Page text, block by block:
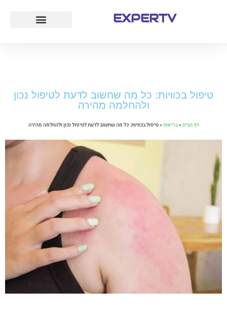
EXPERTV
טיפול בכוויות: כל מה שחשוב לדעת לטיפול נכון
ולהחלמה מהירה
דף הבית»בריאות»טיפול בכוויות: כל מה שחשוב לדעת לטיפול נכון ולהחלמה מהירה